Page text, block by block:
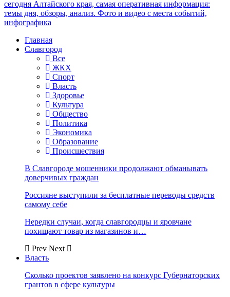
сегодня Алтайского края, самая оперативная информация:
темы дня, обзоры, анализ. Фото и видео с места событий,
инфографика
Главная
Славгород
Все
ЖКХ
Спорт
Власть
Здоровье
Культура
Общество
Политика
Экономика
Образование
Происшествия
В Славгороде мошенники продолжают обманывать
доверчивых граждан
Россияне выступили за бесплатные переводы средств
самому себе
Нередки случаи, когда славгородцы и яровчане
похищают товар из магазинов и…
Prev Next
Власть
Сколько проектов заявлено на конкурс Губернаторских
грантов в сфере культуры